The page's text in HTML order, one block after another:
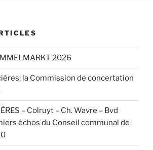
2026
la Commission de concertation
– Colruyt – Ch. Wavre – Bvd
échos du Conseil communal de